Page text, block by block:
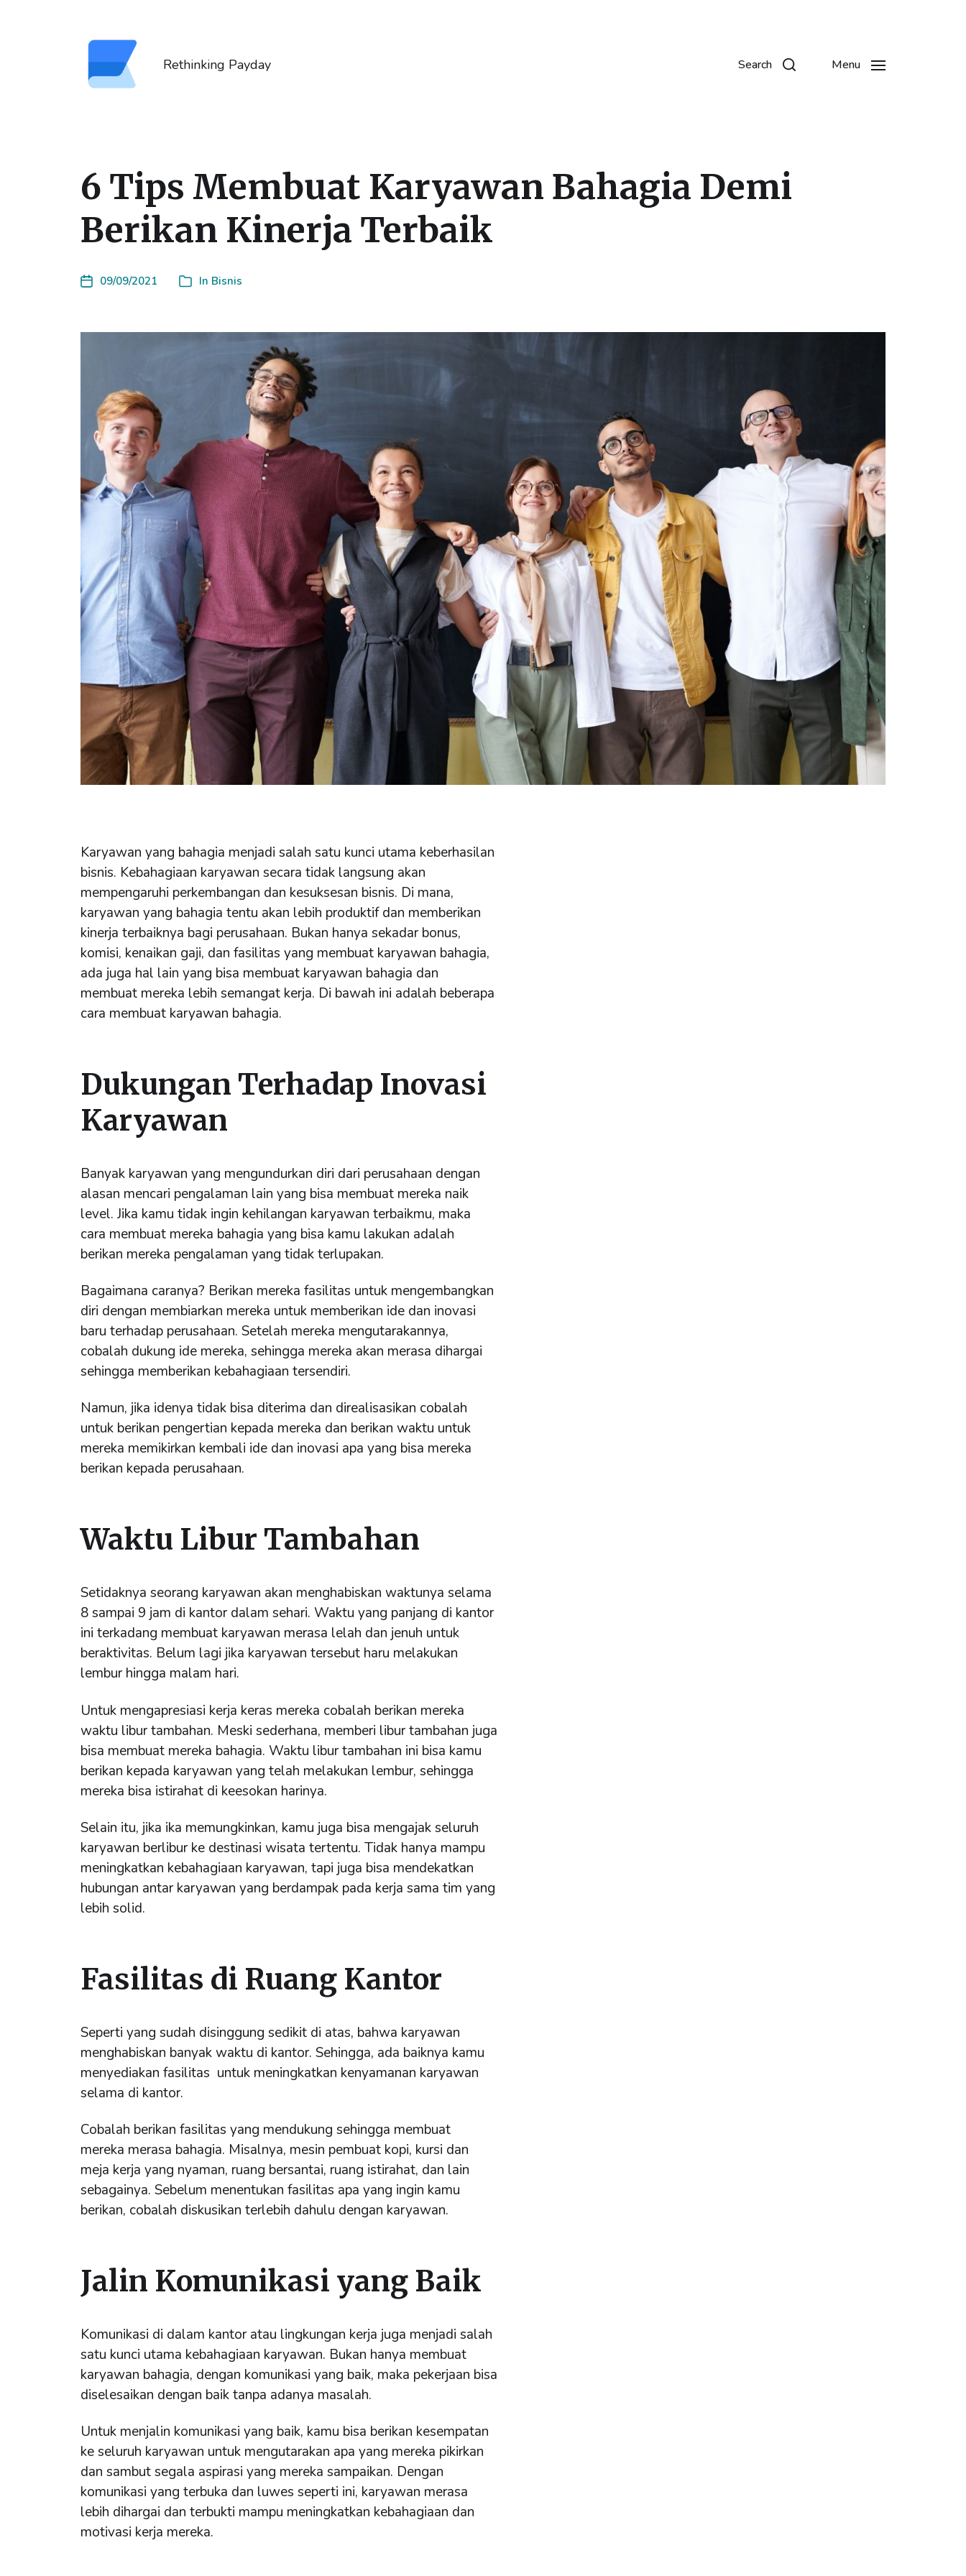
Rethinking Payday Search Menu
6 Tips Membuat Karyawan Bahagia Demi
Berikan Kinerja Terbaik
09/09/2021 In Bisnis
Karyawan yang bahagia menjadi salah satu kunci utama keberhasilan
bisnis. Kebahagiaan karyawan secara tidak langsung akan
mempengaruhi perkembangan dan kesuksesan bisnis. Di mana,
karyawan yang bahagia tentu akan lebih produktif dan memberikan
kinerja terbaiknya bagi perusahaan. Bukan hanya sekadar bonus,
komisi, kenaikan gaji, dan fasilitas yang membuat karyawan bahagia,
ada juga hal lain yang bisa membuat karyawan bahagia dan
membuat mereka lebih semangat kerja. Di bawah ini adalah beberapa
cara membuat karyawan bahagia.
Dukungan Terhadap Inovasi
Karyawan
Banyak karyawan yang mengundurkan diri dari perusahaan dengan
alasan mencari pengalaman lain yang bisa membuat mereka naik
level. Jika kamu tidak ingin kehilangan karyawan terbaikmu, maka
cara membuat mereka bahagia yang bisa kamu lakukan adalah
berikan mereka pengalaman yang tidak terlupakan.
Bagaimana caranya? Berikan mereka fasilitas untuk mengembangkan
diri dengan membiarkan mereka untuk memberikan ide dan inovasi
baru terhadap perusahaan. Setelah mereka mengutarakannya,
cobalah dukung ide mereka, sehingga mereka akan merasa dihargai
sehingga memberikan kebahagiaan tersendiri.
Namun, jika idenya tidak bisa diterima dan direalisasikan cobalah
untuk berikan pengertian kepada mereka dan berikan waktu untuk
mereka memikirkan kembali ide dan inovasi apa yang bisa mereka
berikan kepada perusahaan.
Waktu Libur Tambahan
Setidaknya seorang karyawan akan menghabiskan waktunya selama
8 sampai 9 jam di kantor dalam sehari. Waktu yang panjang di kantor
ini terkadang membuat karyawan merasa lelah dan jenuh untuk
beraktivitas. Belum lagi jika karyawan tersebut haru melakukan
lembur hingga malam hari.
Untuk mengapresiasi kerja keras mereka cobalah berikan mereka
waktu libur tambahan. Meski sederhana, memberi libur tambahan juga
bisa membuat mereka bahagia. Waktu libur tambahan ini bisa kamu
berikan kepada karyawan yang telah melakukan lembur, sehingga
mereka bisa istirahat di keesokan harinya.
Selain itu, jika ika memungkinkan, kamu juga bisa mengajak seluruh
karyawan berlibur ke destinasi wisata tertentu. Tidak hanya mampu
meningkatkan kebahagiaan karyawan, tapi juga bisa mendekatkan
hubungan antar karyawan yang berdampak pada kerja sama tim yang
lebih solid.
Fasilitas di Ruang Kantor
Seperti yang sudah disinggung sedikit di atas, bahwa karyawan
menghabiskan banyak waktu di kantor. Sehingga, ada baiknya kamu
menyediakan fasilitas untuk meningkatkan kenyamanan karyawan
selama di kantor.
Cobalah berikan fasilitas yang mendukung sehingga membuat
mereka merasa bahagia. Misalnya, mesin pembuat kopi, kursi dan
meja kerja yang nyaman, ruang bersantai, ruang istirahat, dan lain
sebagainya. Sebelum menentukan fasilitas apa yang ingin kamu
berikan, cobalah diskusikan terlebih dahulu dengan karyawan.
Jalin Komunikasi yang Baik
Komunikasi di dalam kantor atau lingkungan kerja juga menjadi salah
satu kunci utama kebahagiaan karyawan. Bukan hanya membuat
karyawan bahagia, dengan komunikasi yang baik, maka pekerjaan bisa
diselesaikan dengan baik tanpa adanya masalah.
Untuk menjalin komunikasi yang baik, kamu bisa berikan kesempatan
ke seluruh karyawan untuk mengutarakan apa yang mereka pikirkan
dan sambut segala aspirasi yang mereka sampaikan. Dengan
komunikasi yang terbuka dan luwes seperti ini, karyawan merasa
lebih dihargai dan terbukti mampu meningkatkan kebahagiaan dan
motivasi kerja mereka.